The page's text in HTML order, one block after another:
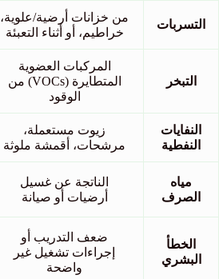
التسربات
من خزانات أرضية/علوية،
خراطيم، أو أثناء التعبئة
التبخر
المركبات العضوية
المتطايرة (VOCs) من
الوقود
النفايات
النفطية
زيوت مستعملة،
مرشحات، أقمشة ملوثة
مياه
الصرف
الناتجة عن غسيل
أرضيات أو صيانة
الخطأ
البشري
ضعف التدريب أو
إجراءات تشغيل غير
واضحة